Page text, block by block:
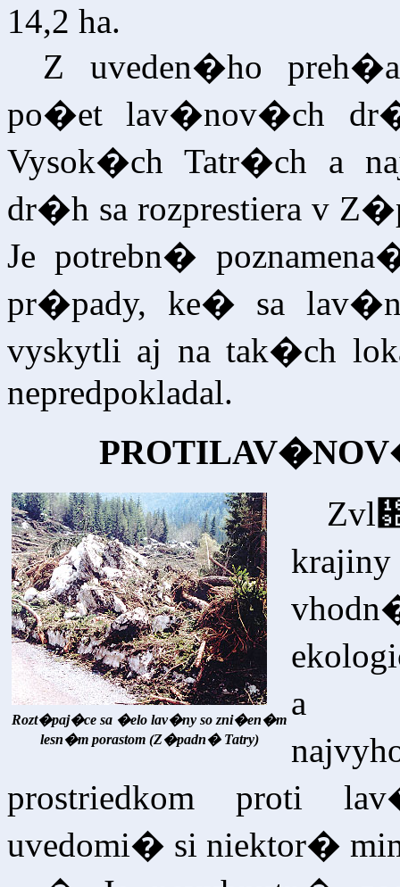
14,2 ha.
Z uveden�ho
po�et lav�nov�ch
Vysok�ch Tatr�ch a
dr�h sa rozprestiera v
Je potrebn�
pr�pady, ke� sa
vyskytli aj na tak�ch
nepredpokladal.
Rozt�paj�ce sa �elo lav�ny so zni�en�m
lesn�m porastom (Z�padn� Tatry)
a
prostriedkom proti
uvedomi� si niektor�